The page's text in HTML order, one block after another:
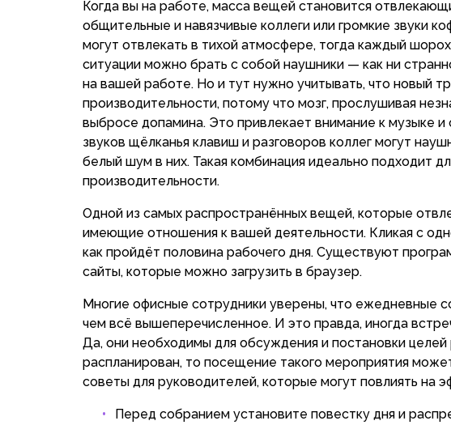
Когда вы на работе, масса вещей становится
общительные и навязчивые коллеги или громкие звуки
могут отвлекать в тихой атмосфере, тогда каждый
ситуации можно брать с собой наушники — как ни
на вашей работе. Но и тут нужно учитывать, что новый
производительности, потому что мозг, прослушивая
выбросе допамина. Это привлекает внимание к музыке и
звуков щёлканья клавиш и разговоров коллег могут
белый шум в них. Такая комбинация идеально подходит
производительности.
Одной из самых распространённых вещей, которые
имеющие отношения к вашей деятельности. Кликая с
как пройдёт половина рабочего дня. Существуют
сайты, которые можно загрузить в браузер.
Многие офисные сотрудники уверены, что ежедневные
чем всё вышеперечисленное. И это правда, иногда
Да, они необходимы для обсуждения и постановки
распланирован, то посещение такого мероприятия
советы для руководителей, которые могут повлиять на
Перед собранием установите повестку дня и